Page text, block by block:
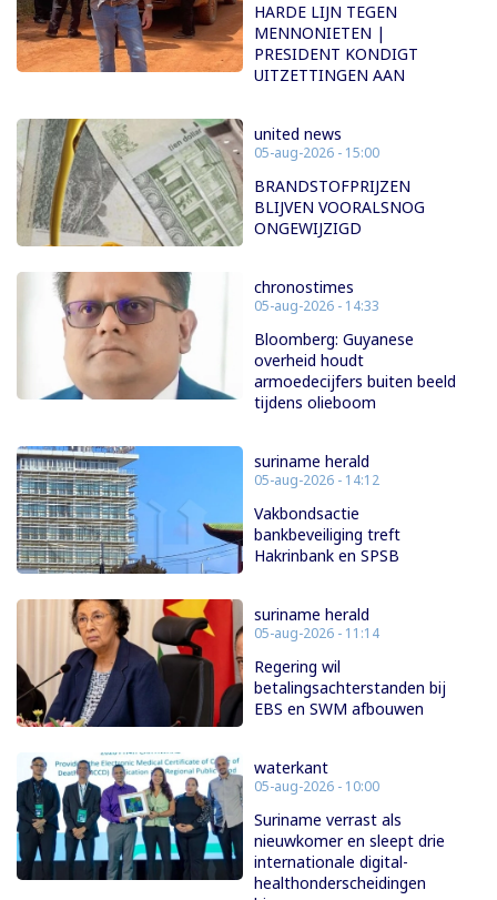
HARDE LIJN TEGEN
MENNONIETEN |
PRESIDENT KONDIGT
UITZETTINGEN AAN
united news
05-aug-2026 - 15:00
BRANDSTOFPRIJZEN
BLIJVEN VOORALSNOG
ONGEWIJZIGD
chronostimes
05-aug-2026 - 14:33
Bloomberg: Guyanese
overheid houdt
armoedecijfers buiten beeld
tijdens olieboom
suriname herald
05-aug-2026 - 14:12
Vakbondsactie
bankbeveiliging treft
Hakrinbank en SPSB
suriname herald
05-aug-2026 - 11:14
Regering wil
betalingsachterstanden bij
EBS en SWM afbouwen
waterkant
05-aug-2026 - 10:00
Suriname verrast als
nieuwkomer en sleept drie
internationale digital-
healthonderscheidingen